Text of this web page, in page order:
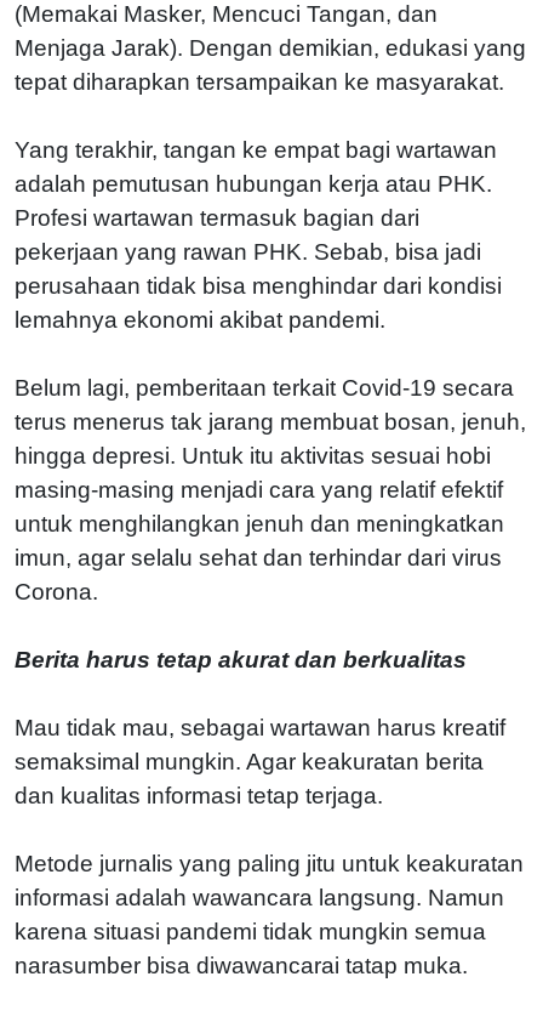
(Memakai Masker, Mencuci Tangan, dan
Menjaga Jarak). Dengan demikian, edukasi yang
tepat diharapkan tersampaikan ke masyarakat.
Yang terakhir, tangan ke empat bagi wartawan
adalah pemutusan hubungan kerja atau PHK.
Profesi wartawan termasuk bagian dari
pekerjaan yang rawan PHK. Sebab, bisa jadi
perusahaan tidak bisa menghindar dari kondisi
lemahnya ekonomi akibat pandemi.
Belum lagi, pemberitaan terkait Covid-19 secara
terus menerus tak jarang membuat bosan, jenuh,
hingga depresi. Untuk itu aktivitas sesuai hobi
masing-masing menjadi cara yang relatif efektif
untuk menghilangkan jenuh dan meningkatkan
imun, agar selalu sehat dan terhindar dari virus
Corona.
Berita harus tetap akurat dan berkualitas
Mau tidak mau, sebagai wartawan harus kreatif
semaksimal mungkin. Agar keakuratan berita
dan kualitas informasi tetap terjaga.
Metode jurnalis yang paling jitu untuk keakuratan
informasi adalah wawancara langsung. Namun
karena situasi pandemi tidak mungkin semua
narasumber bisa diwawancarai tatap muka.